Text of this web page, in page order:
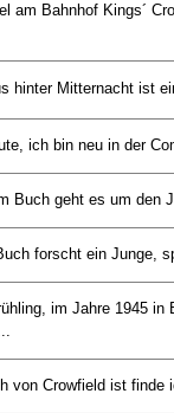
am Bahnhof Kings´
hinter Mitternacht ist
ich bin neu in der
Buch geht es um den
forscht ein Junge,
im Jahre 1945 in
von Crowfield ist